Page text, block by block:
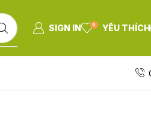
SIGN IN 0 YÊU THÍCH